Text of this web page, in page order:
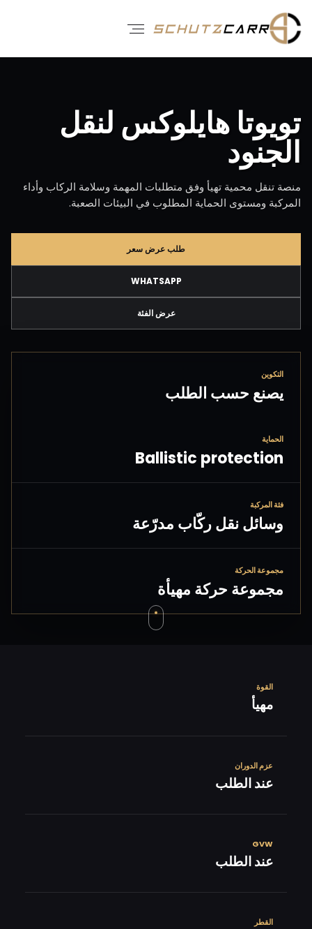
تويوتا هايلوكس لنقل
الجنود
منصة تنقل محمية تهيأ وفق متطلبات المهمة وسلامة الركاب وأداء
المركبة ومستوى الحماية المطلوب في البيئات الصعبة.
طلب عرض سعر
WHATSAPP
عرض الفئة
التكوين
يصنع حسب الطلب
الحماية
Ballistic protection
فئة المركبة
وسائل نقل ركّاب مدرّعة
مجموعة الحركة
مجموعة حركة مهيأة
القوة
مهيأ
عزم الدوران
عند الطلب
GVW
عند الطلب
القطر